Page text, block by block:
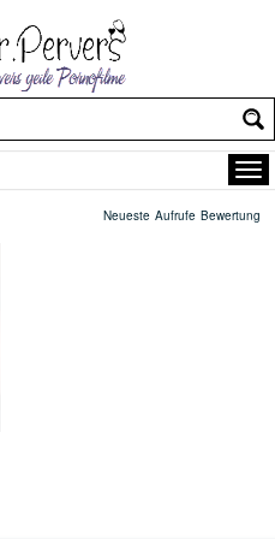
Neueste Aufrufe Bewertung